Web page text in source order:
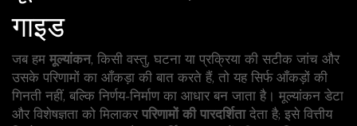
गाइड
जब हममूल्यांकन, किसी वस्तु, घटना या प्रक्रिया की सटीक जांच और
उसके परिणामों का आँकड़ाकी बात करते हैं, तो यह सिर्फ आँकड़ों की
गिनती नहीं, बल्कि निर्णय‑निर्माण का आधार बन जाता है। मूल्यांकनडेटा
और विशेषज्ञताको मिलाकरपरिणामों की पारदर्शितादेता है; इसेवित्तीय